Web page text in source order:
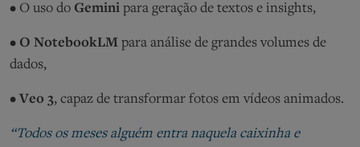
• O uso do Gemini para geração de textos e insights,
• O NotebookLM para análise de grandes volumes de
dados,
• Veo 3, capaz de transformar fotos em vídeos animados.
“Todos os meses alguém entra naquela caixinha e